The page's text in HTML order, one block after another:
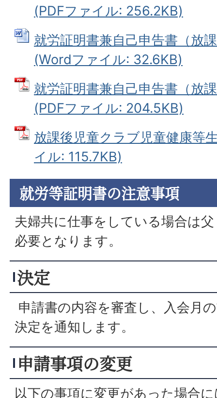
(PDFファイル: 256.2KB)
就労証明書兼自己申告書（放
(Wordファイル: 32.6KB)
就労証明書兼自己申告書（放
(PDFファイル: 204.5KB)
放課後児童クラブ児童健康等
イル: 115.7KB)
就労等証明書の注意事項
夫婦共に仕事をしている場合は
必要となります。
決定
申請書の内容を審査し、入会月
決定を通知します。
申請事項の変更
以下の事項に変更があった場合